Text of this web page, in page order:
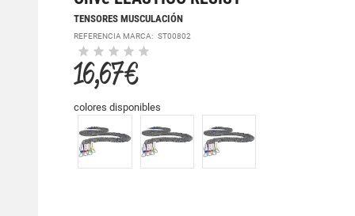
TENSORES MUSCULACIÓN
REFERENCIA MARCA:ST00802
16,67 €
colores disponibles